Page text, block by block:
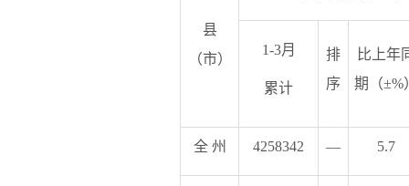
县
（市）
1-3月
累计
排
序
比上年
期（±%
全 州 4258342 — 5.7